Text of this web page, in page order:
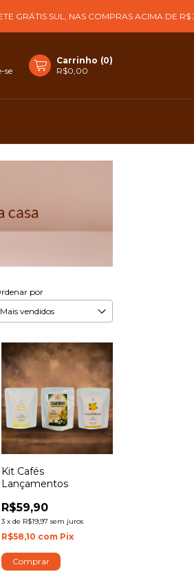
SUL, NAS COMPRAS ACIMA DE R$ 399!
se
Carrinho (0)
R$0,00
por
Kit Cafés
Lançamentos
R$59,90
3 xde R$19,97 sem juros
R$58,10 com Pix
Comprar